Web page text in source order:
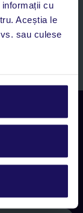
cu
Aceștia le
sau culese
și în scopul
cu caracter
(e-mail),
automată.